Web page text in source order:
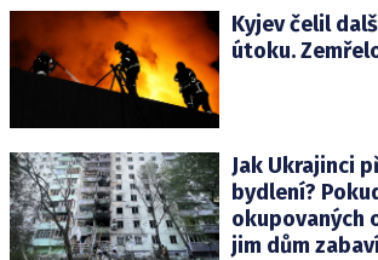
Kyjev čelil
útoku.
Jak Ukrajinci
bydlení?
okupovaných
jim dům